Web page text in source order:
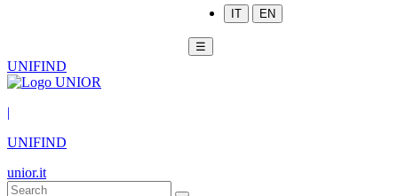
IT EN
☰
UNIFIND
|
UNIFIND
unior.it